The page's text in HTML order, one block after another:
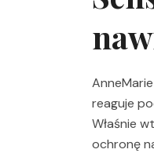
reaguje
Właśnie
ochronę